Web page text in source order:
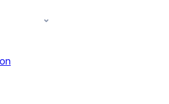
index at /llms.txt — fetch to